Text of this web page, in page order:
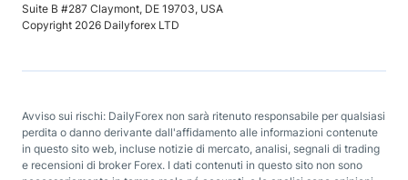
Suite B #287 Claymont, DE 19703, USA
Copyright 2026 Dailyforex LTD
Avviso sui rischi: DailyForex non sarà ritenuto responsabile per qualsiasi
perdita o danno derivante dall'affidamento alle informazioni contenute
in questo sito web, incluse notizie di mercato, analisi, segnali di trading
e recensioni di broker Forex. I dati contenuti in questo sito non sono